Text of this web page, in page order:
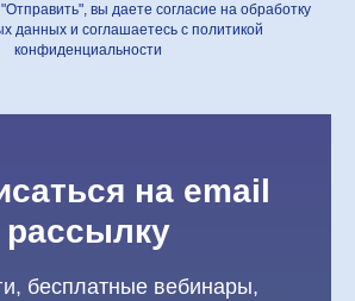
вы даете согласие на обработку
данных и соглашаетесь c политикой
конфиденциальности
на email
рассылку
бесплатные вебинары,